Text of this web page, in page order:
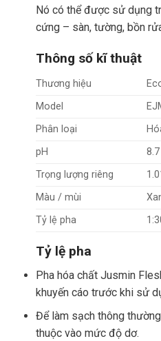
Nó có thể được sử dụng
cứng – sàn, tường, bồn
Thông số kĩ thuật
Thương hiệu
Model
Phân loại
pH
Trọng lượng riêng
Màu / mùi
Tỷ lệ pha
Tỷ lệ pha
Pha hóa chất Jusmin
khuyến cáo trước khi sử
Để làm sạch thông
thuộc vào mức độ dơ.